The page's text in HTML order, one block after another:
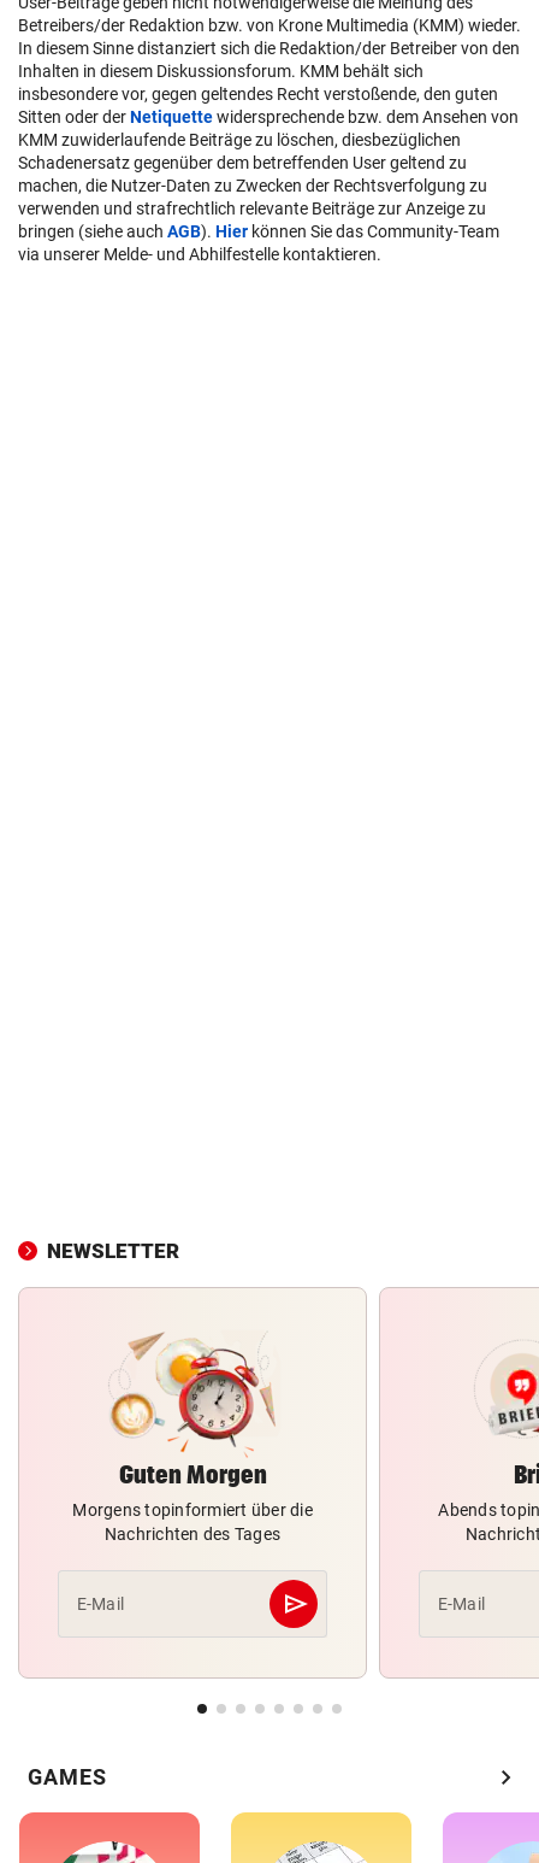
User-Beiträge geben nicht notwendigerweise die Meinung des
NEWSLETTER
Guten Morgen
Morgens topinformiert über die
Nachrichten des Tages
E-Mail send
Abschicken
Abends
E-Mail
GAMES chevron_right